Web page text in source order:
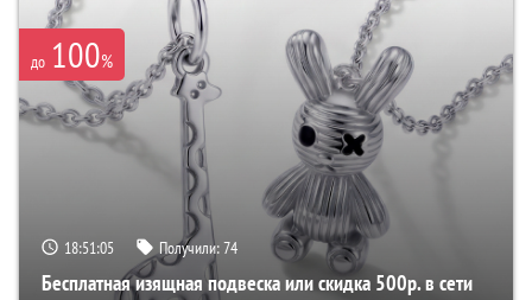
до 100%
18:51:04 Получили:74
Бесплатная изящная подвеска или скидка 500р. в сети